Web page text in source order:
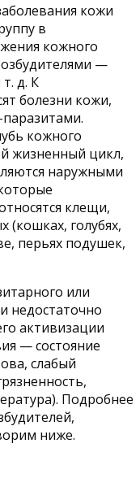
кожи
в
кожного
—
д. К
болезни кожи,
кожного
жизненный цикл,
наружными
клещи,
голубях,
перьях подушек,
или
недостаточно
активизации
— состояние
слабый
Подробнее
ниже.